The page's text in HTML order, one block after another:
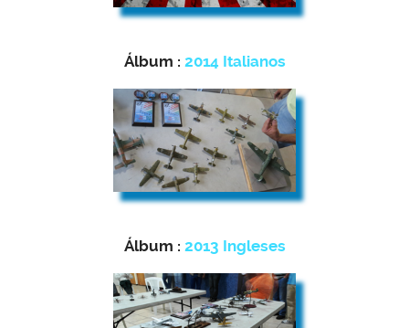
Álbum : 2014 Italianos
Álbum : 2013 Ingleses